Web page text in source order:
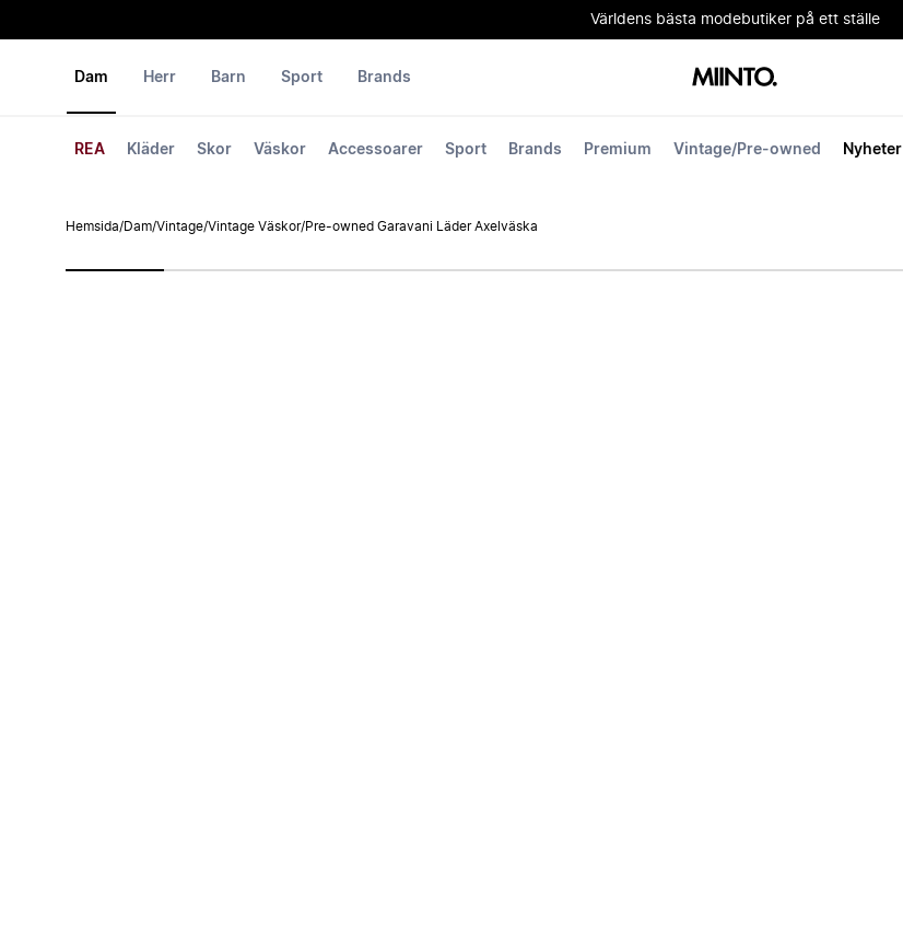
Världens bästa modebutiker på ett ställe
Dam
REA Kläder Skor Väskor Accessoarer Sport Brands Premium Vintage/Pre-owned Nyheter
Herr Barn Sport Brands
Hemsida/Dam/Vintage/Vintage Väskor/Pre-owned Garavani Läder Axelväska